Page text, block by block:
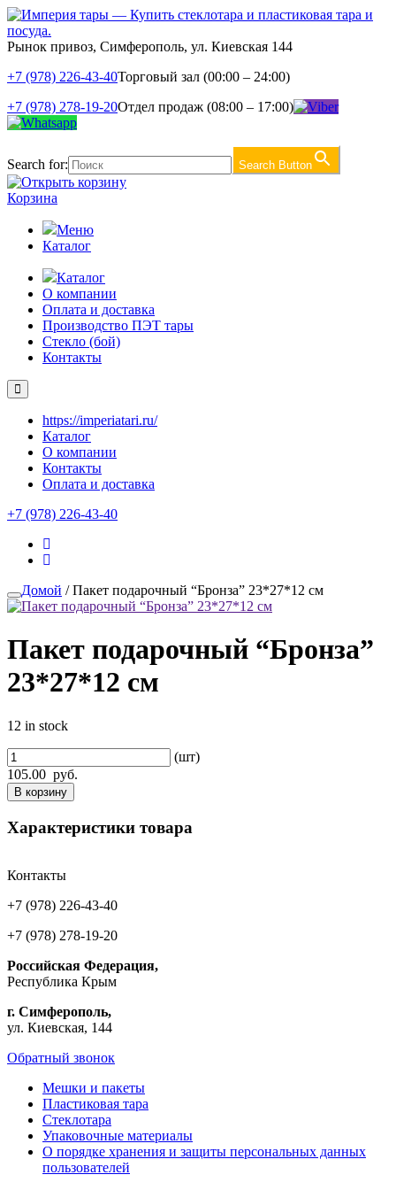
Рынок привоз, Симферополь, ул. Киевская 144
+7 (978) 226-43-40Торговый зал (00:00 – 24:00)
+7 (978) 278-19-20Отдел продаж (08:00 – 17:00)
Search for: Search Button
Корзина
Меню
Каталог
Каталог
О компании
Оплата и доставка
Производство ПЭТ тары
Стекло (бой)
Контакты
https://imperiatari.ru/
Каталог
О компании
Контакты
Оплата и доставка
+7 (978) 226-43-40
Домой / Пакет подарочный “Бронза” 23*27*12 см
Пакет подарочный “Бронза”
23*27*12 см
12 in stock
(шт)
105.00 руб.
В корзину
Характеристики товара
Контакты
+7 (978) 226-43-40
+7 (978) 278-19-20
Российская Федерация,
Республика Крым
г. Симферополь,
ул. Киевская, 144
Обратный звонок
Мешки и пакеты
Пластиковая тара
Стеклотара
Упаковочные материалы
О порядке хранения и защиты персональных данных
пользователей